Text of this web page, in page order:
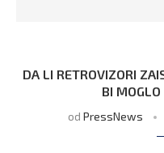
DA LI RETROVIZORI
BI
od PressNews